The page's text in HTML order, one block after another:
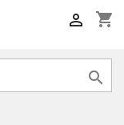
shopping_cart

